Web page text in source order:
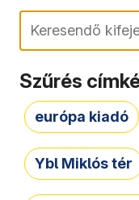
Keresés
Szűrés
európa kiadó
Ybl Miklós tér